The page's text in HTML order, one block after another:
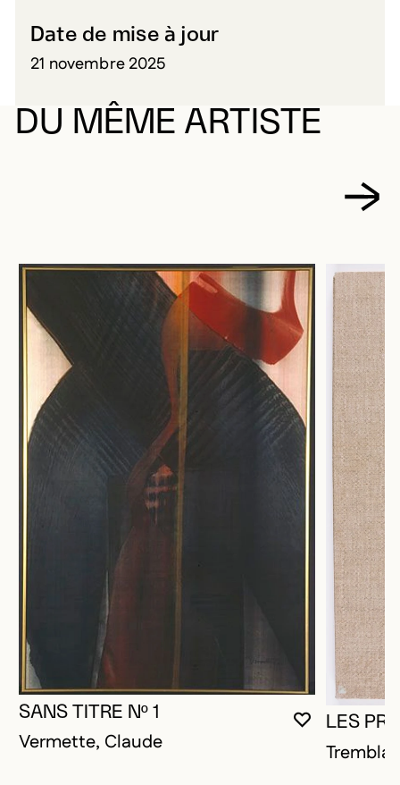
Date de mise à jour
21 novembre 2025
DU MÊME ARTISTE
VOUS
FERMER
OUVRIR LA
SANS TITRE Nº 1
Vermette, Claude
LES